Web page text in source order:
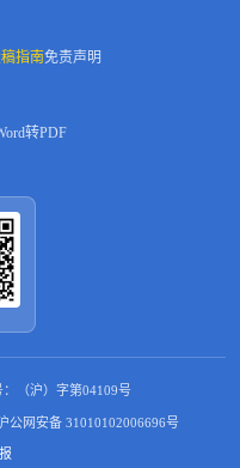
指南免责声明
转PDF
（沪）字第04109号
公网安备 31010102006696号